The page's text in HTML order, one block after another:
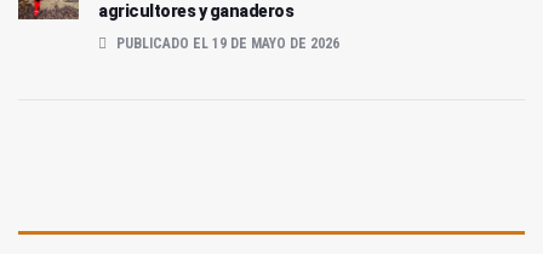
agricultores y ganaderos
PUBLICADO EL 19 DE MAYO DE 2026